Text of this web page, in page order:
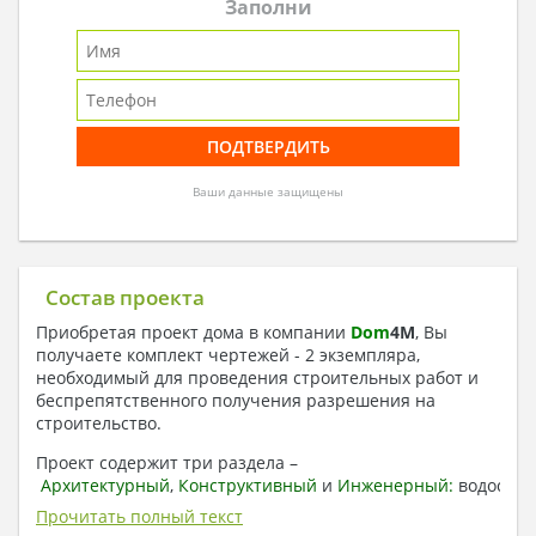
Заполни
Ваши данные защищены
Состав проекта
Приобретая проект дома в компании Dom4M, Вы
получаете комплект чертежей - 2 экземпляра,
необходимый для проведения строительных работ и
беспрепятственного получения разрешения на
строительство.
Проект содержит три раздела –
Архитектурный, Конструктивный и Инженерный:
отопление, вентиляция, канализация,
электроснабжение (приобретается за дополнительную
Прочитать полный текст